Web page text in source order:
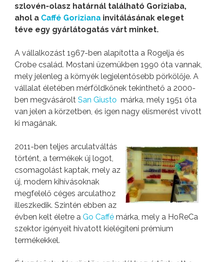
szlovén-olasz határnál található Goriziaba,
ahol a Caffé Goriziana invitálásának eleget
téve egy gyárlátogatás várt minket.
A vállalkozást 1967-ben alapította a Rogelja és
Crobe család. Mostani üzemükben 1990 óta vannak,
mely jelenleg a környék legjelentősebb pörkölője. A
vállalat életében mérföldkőnek tekinthető a 2000-
ben megvásárolt San Giusto márka, mely 1951 óta
van jelen a körzetben, és igen nagy elismerést vívott
ki magának.
2011-ben teljes arculatváltás
történt, a termékek új logot,
csomagolást kaptak, mely az
új, modern kihívásoknak
megfelelő céges arculathoz
illeszkedik. Szintén ebben az
évben kelt életre a Go Caffé márka, mely a HoReCa
szektor igényeit hivatott kielégíteni prémium
termékekkel.